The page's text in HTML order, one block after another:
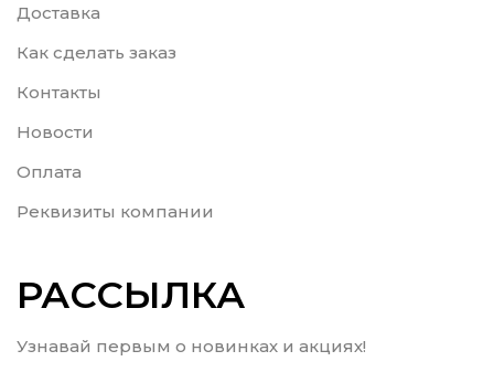
Доставка
Как сделать заказ
Контакты
Новости
Оплата
Реквизиты компании
РАССЫЛКА
Узнавай первым о новинках и акциях!